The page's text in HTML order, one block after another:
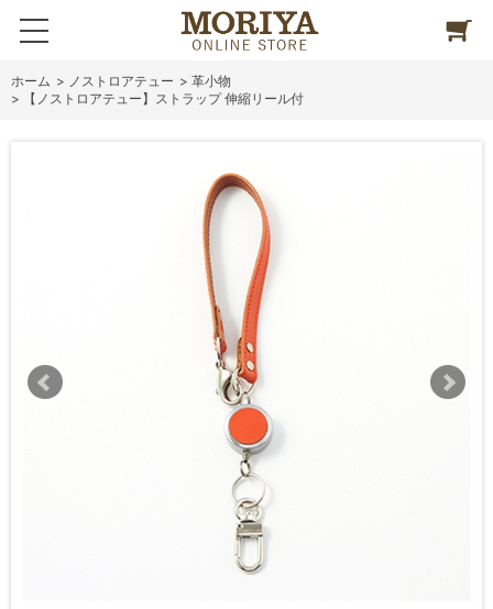
ホーム > ノストロアテュー > 革小物
>
【ノストロアテュー】ストラップ 伸縮リール付